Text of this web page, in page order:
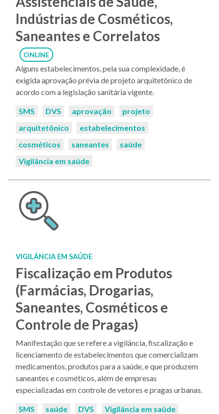
Indústrias de Cosméticos,
Saneantes e Correlatos
ONLINE
Alguns estabelecimentos, pela sua complexidade, é
exigida aprovação prévia de projeto arquitetônico de
acordo com a legislação sanitária vigente.
Palavras-
SMS DVS aprovação
projeto
arquitetônico
estabelecimentos
cosméticos
saneantes
saúde
Vigilância em saúde
VIGILÂNCIA EM SAÚDE
Fiscalização em Produtos
(Farmácias, Drogarias,
Saneantes, Cosméticos e
Controle de Pragas)
Manifestação que se refere a vigilância, fiscalização e
licenciamento de estabelecimentos que comercializam
medicamentos, produtos para a saúde, e que produzem
saneantes e cosméticos, além de empresas
especializadas em controle de vetores e pragas urbanas.
Palavras-
SMS saúde DVS
Vigilância em saúde